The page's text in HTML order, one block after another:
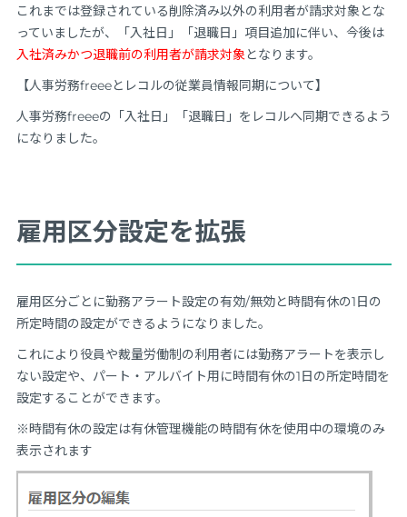
これまでは登録されている削除済み以外の利用者が請求対象とな
っていましたが、「入社日」「退職日」項目追加に伴い、今後は
入社済みかつ退職前の利用者が請求対象となります。
【人事労務freeeとレコルの従業員情報同期について】
人事労務freeeの「入社日」「退職日」をレコルへ同期できるよう
になりました。
雇用区分設定を拡張
雇用区分ごとに勤務アラート設定の有効/無効と時間有休の1日の
所定時間の設定ができるようになりました。
これにより役員や裁量労働制の利用者には勤務アラートを表示し
ない設定や、パート・アルバイト用に時間有休の1日の所定時間を
設定することができます。
※時間有休の設定は有休管理機能の時間有休を使用中の環境のみ
表示されます